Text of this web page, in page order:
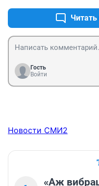
Гость
Войти
Новости СМИ2
«Аж